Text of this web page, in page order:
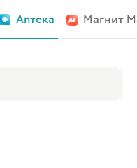
Аптека Магнит